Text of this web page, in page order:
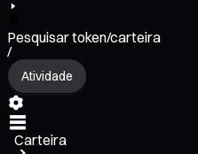
Pesquisar token/carteira
/
Atividade
Carteira